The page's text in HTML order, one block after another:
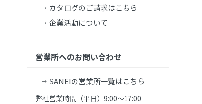
カタログのご請求はこちら
企業活動について
営業所へのお問い合わせ
SANEIの営業所一覧はこちら
弊社営業時間（平日）9:00～17:00